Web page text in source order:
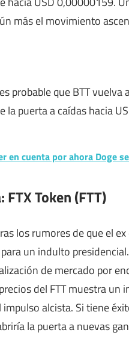
más el movimiento
probable que BTT
la puerta a caídas hacia
en cuenta por ahora Doge
Token (FTT)
los rumores de que el
un indulto
de mercado por
del FTT muestra
alcista. Si tiene
la puerta a nuevas